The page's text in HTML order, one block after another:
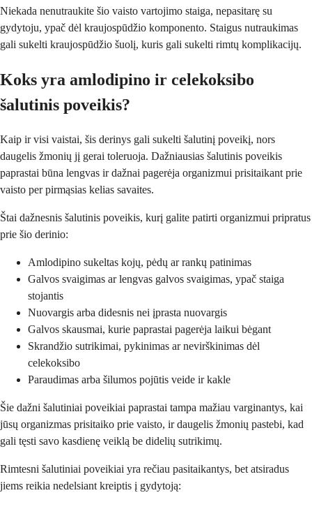
Niekada nenutraukite šio vaisto vartojimo staiga, nepasitarę su
gydytoju, ypač dėl kraujospūdžio komponento. Staigus nutraukimas
gali sukelti kraujospūdžio šuolį, kuris gali sukelti rimtų komplikacijų.
Koks yra amlodipino ir celekoksibo
šalutinis poveikis?
Kaip ir visi vaistai, šis derinys gali sukelti šalutinį poveikį, nors
daugelis žmonių jį gerai toleruoja. Dažniausias šalutinis poveikis
paprastai būna lengvas ir dažnai pagerėja organizmui prisitaikant prie
vaisto per pirmąsias kelias savaites.
Štai dažnesnis šalutinis poveikis, kurį galite patirti organizmui pripratus
prie šio derinio:
Amlodipino sukeltas kojų, pėdų ar rankų patinimas
Galvos svaigimas ar lengvas galvos svaigimas, ypač staiga
stojantis
Nuovargis arba didesnis nei įprasta nuovargis
Galvos skausmai, kurie paprastai pagerėja laikui bėgant
Skrandžio sutrikimai, pykinimas ar nevirškinimas dėl
celekoksibo
Paraudimas arba šilumos pojūtis veide ir kakle
Šie dažni šalutiniai poveikiai paprastai tampa mažiau varginantys, kai
jūsų organizmas prisitaiko prie vaisto, ir daugelis žmonių pastebi, kad
gali tęsti savo kasdienę veiklą be didelių sutrikimų.
Rimtesni šalutiniai poveikiai yra rečiau pasitaikantys, bet atsiradus
jiems reikia nedelsiant kreiptis į gydytoją: